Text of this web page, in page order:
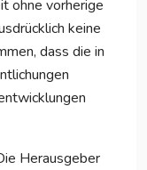
ohne vorherige
keine
dass die in
Herausgeber